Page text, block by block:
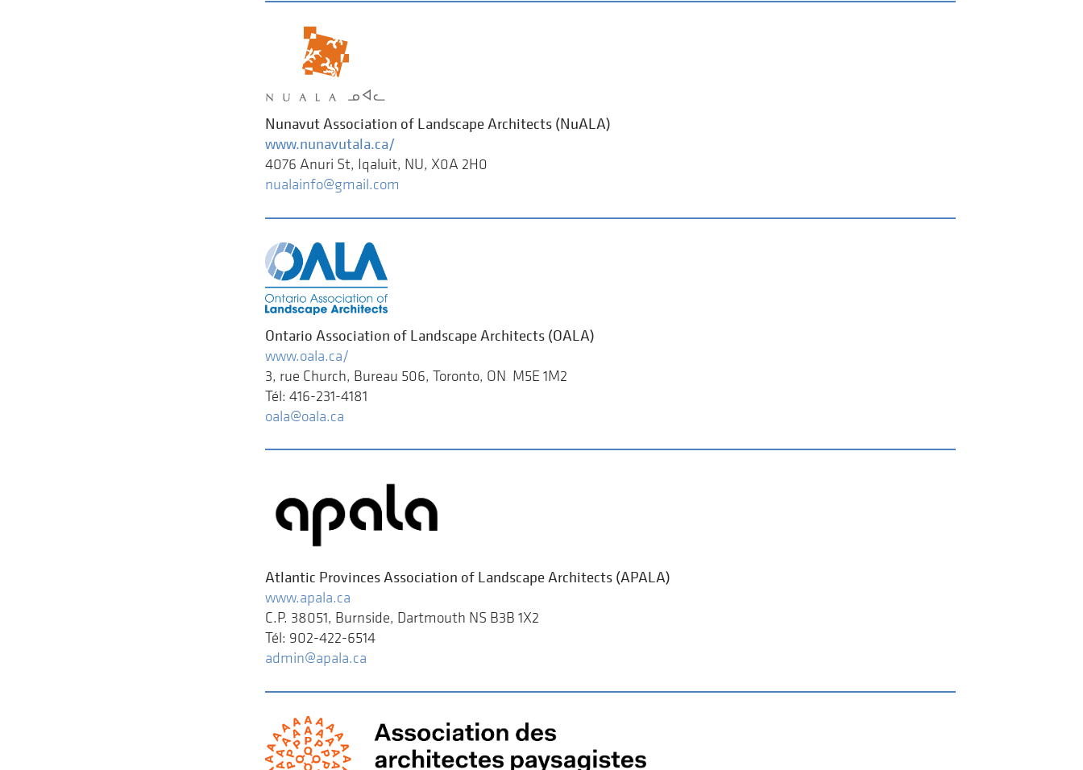
Nunavut Association of Landscape Architects (NuALA)
www.nunavutala.ca/
4076 Anuri St, Iqaluit, NU, X0A 2H0
nualainfo@gmail.com
Ontario Association of Landscape Architects (OALA)
www.oala.ca/
3, rue Church, Bureau 506, Toronto, ON M5E 1M2
Tél: 416-231-4181
oala@oala.ca
Atlantic Provinces Association of Landscape Architects (APALA)
www.apala.ca
C.P. 38051, Burnside, Dartmouth NS B3B 1X2
Tél: 902-422-6514
admin@apala.ca